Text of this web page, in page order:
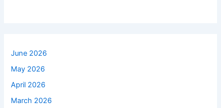
June 2026
May 2026
April 2026
March 2026